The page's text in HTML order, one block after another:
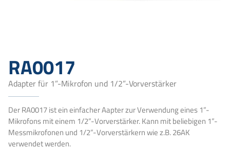
RA0017
Adapter für 1”-Mikrofon und 1/2”-Vorverstärker
Der RA0017 ist ein einfacher Aapter zur Verwendung eines 1”-
Mikrofons mit einem 1/2”-Vorverstärker. Kann mit beliebigen 1”-
Messmikrofonen und 1/2”-Vorverstärkern wie z.B. 26AK
verwendet werden.